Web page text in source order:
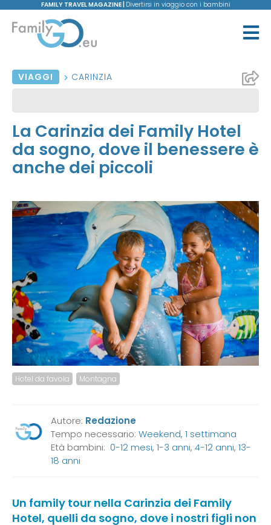
FAMILY TRAVEL MAGAZINE | Divertirsi in viaggio con i bambini
VIAGGI CARINZIA
La Carinzia dei Family Hotel
da sogno, dove il benessere è
anche dei piccoli
Hotel da favola Montagna
Autore: Redazione
Tempo necessario:Weekend, 1 settimana
Età bambini:0-12 mesi,1-3 anni,4-12 anni,13-
18 anni
Un family tour nella Carinzia dei Family
Hotel, quelli da sogno, dove i nostri figli non